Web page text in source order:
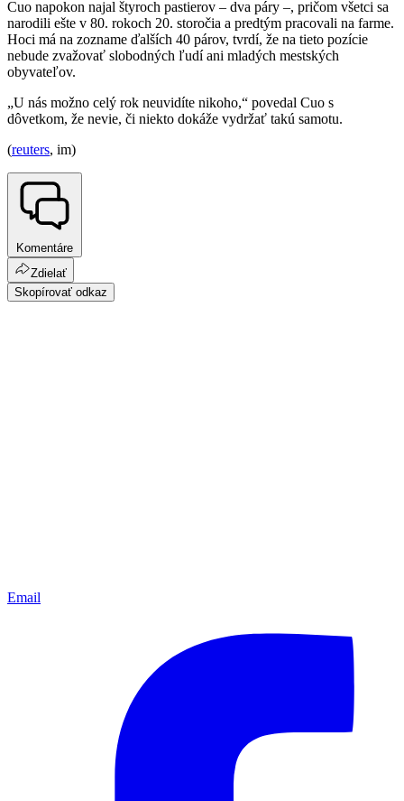
Cuo napokon najal štyroch pastierov – dva páry –, pričom všetci sa
narodili ešte v 80. rokoch 20. storočia a predtým pracovali na farme.
Hoci má na zozname ďalších 40 párov, tvrdí, že na tieto pozície
nebude zvažovať slobodných ľudí ani mladých mestských
obyvateľov.
„U nás možno celý rok neuvidíte nikoho,“ povedal Cuo s
dôvetkom, že nevie, či niekto dokáže vydržať takú samotu.
(reuters, im)
Komentáre
Zdielať
Skopírovať odkaz
Email